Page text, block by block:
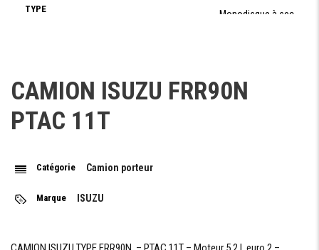
TYPE
Monodisque à sec
DIRECTION
POIDS
POIDS
CAMION ISUZU FRR90N
PTAC 11T
Catégorie Camion porteur
Marque ISUZU